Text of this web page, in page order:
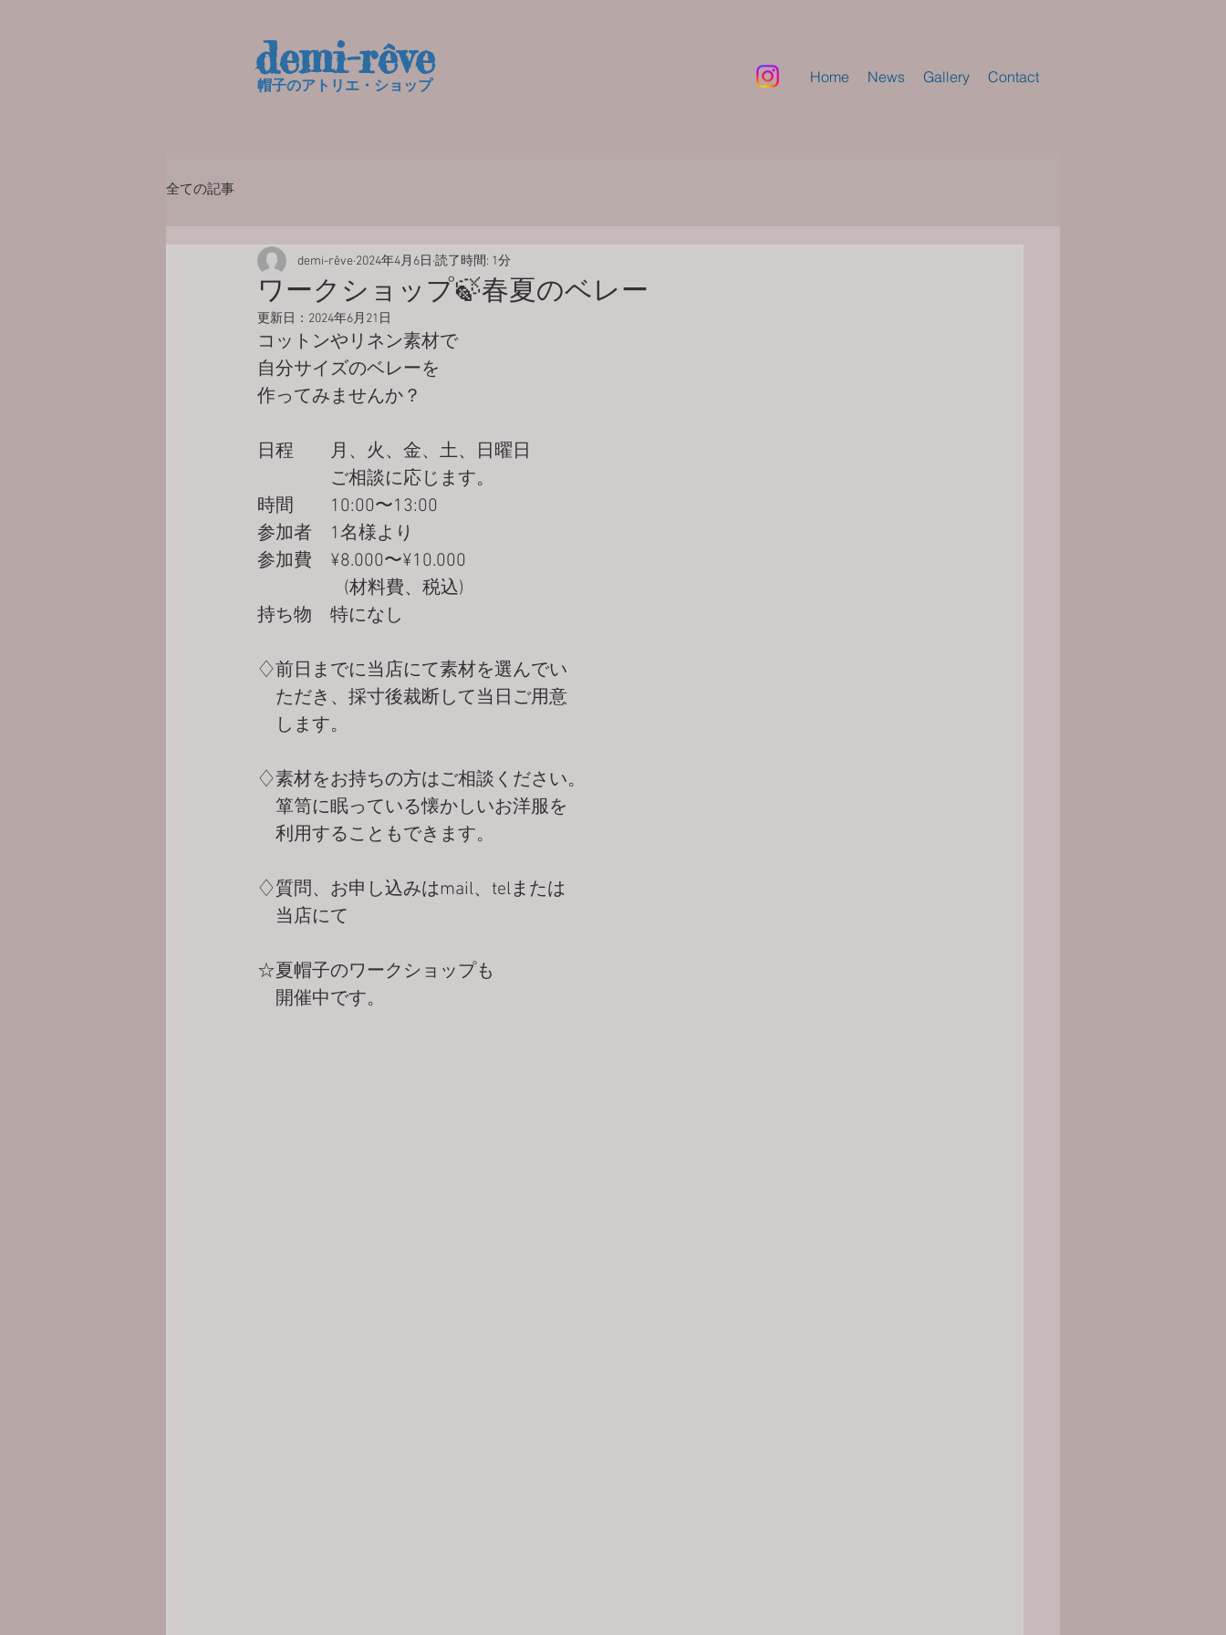
Home News Gallery Contact
demi-rêve
帽子のアトリエ・ショップ​
全ての記事
ワークショップ🍃春夏のベレー
demi-rêve 2024年4月6日 読了時間: 1分
更新日： 2024年6月21日
コットンやリネン素材で
自分サイズのベレーを
作ってみませんか？
日程　　月、火、金、土、日曜日
ご相談に応じます。
時間　　10:00〜13:00
参加者　1名様より
参加費　¥8.000〜¥10.000
                   (材料費、税込)
持ち物　特になし
♢前日までに当店にて素材を選んでい
ただき、採寸後裁断して当日ご用意
します。
♢素材をお持ちの方はご相談ください。
    箪笥に眠っている懐かしいお洋服を
    利用することもできます。
♢質問、お申し込みはmail、telまたは
当店にて
☆夏帽子のワークショップも
開催中です。